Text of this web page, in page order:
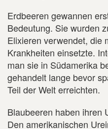
Erdbeeren gewannen
Bedeutung. Sie wurden
Elixieren verwendet, die
Krankheiten einsetzte.
man sie in Südamerika
gehandelt lange bevor
Teil der Welt erreichten.
Blaubeeren haben ihren
Den amerikanischen